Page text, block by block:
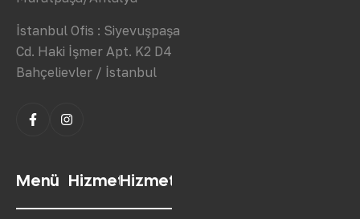
İstanbul Ofis : Siyevuşpaşa
Cd. Haki İşmer Apt. K2 D4
Bahçelievler / İstanbul
Menü Hizmetlerimiz
Hizmetlerimiz